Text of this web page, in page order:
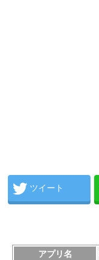
ツイート
アプリ名